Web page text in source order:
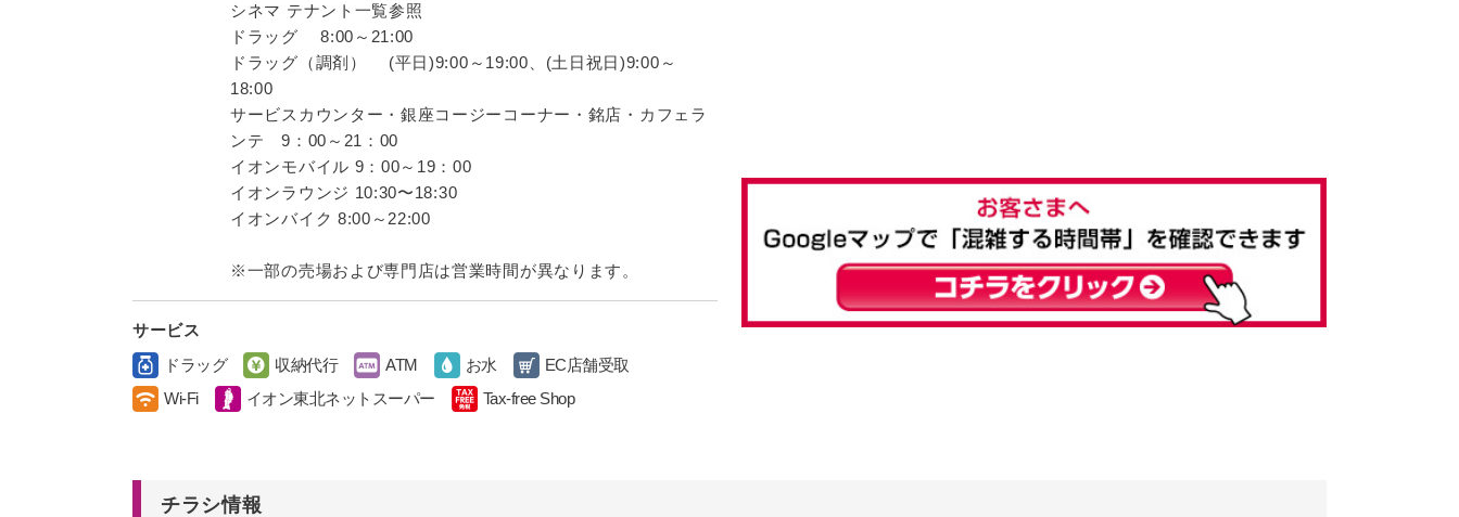
シネマ テナント一覧参照
ドラッグ 8:00～21:00
ドラッグ（調剤） (平日)9:00～19:00、(土日祝日)9:00～
18:00
サービスカウンター・銀座コージーコーナー・銘店・カフェラ
ンテ 9：00～21：00
イオンモバイル 9：00～19：00
イオンラウンジ 10:30〜18:30
イオンバイク 8:00～22:00
※一部の売場および専門店は営業時間が異なります。
サービス
ドラッグ
収納代行 ATM お水
EC店舗受取
Wi-Fi
イオン東北ネットスーパー Tax-free Shop
チラシ情報